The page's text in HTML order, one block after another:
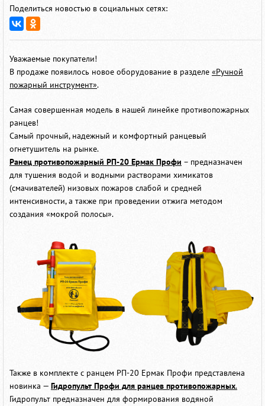
Поделиться новостью в социальных сетях:
Уважаемые покупатели!
В продаже появилось новое оборудование в разделе «Ручной
пожарный инструмент».
Самая совершенная модель в нашей линейке противопожарных
ранцев!
Самый прочный, надежный и комфортный ранцевый
огнетушитель на рынке.
Ранец противопожарный РП-20 Ермак Профи – предназначен
для тушения водой и водными растворами химикатов
(смачивателей) низовых пожаров слабой и средней
интенсивности, а также при проведении отжига методом
создания «мокрой полосы».
Также в комплекте с ранцем РП-20 Ермак Профи представлена
новинка — Гидропульт Профи для ранцев противопожарных.
Гидропульт предназначен для формирования водяной